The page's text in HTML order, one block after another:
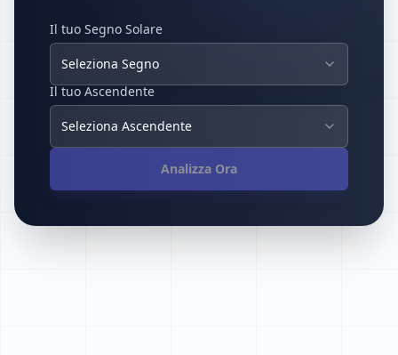
Il tuo Segno Solare
Seleziona Segno
Il tuo Ascendente
Seleziona Ascendente
Analizza Ora